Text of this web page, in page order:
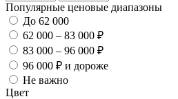
Популярные ценовые диапазоны
До 62 000
62 000 – 83 000 ₽
83 000 – 96 000 ₽
96 000 ₽ и дороже
Не важно
Цвет